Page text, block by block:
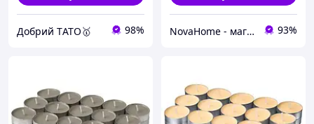
Добрий TАТО🥇 98% NovaHome - магазин товарів для дому і не тільки 93%